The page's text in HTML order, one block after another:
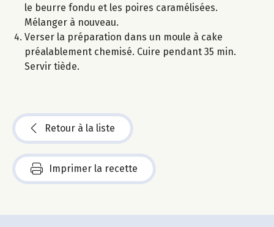
le beurre fondu et les poires caramélisées.
Mélanger à nouveau.
Verser la préparation dans un moule à cake
préalablement chemisé. Cuire pendant 35 min.
Servir tiède.
Retour à la liste
Imprimer la recette